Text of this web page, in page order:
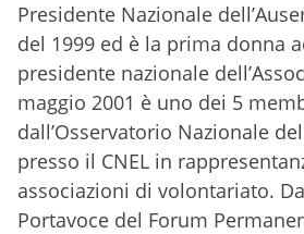
Presidente Nazionale
del 1999 ed è la prima donna
presidente nazionale
maggio 2001 è uno dei 5
dall’Osservatorio Nazionale
presso il CNEL in
associazioni di volontariato.
Portavoce del Forum